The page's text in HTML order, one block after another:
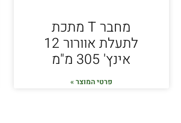
מחבר T מתכת
לתעלת אוורור 12
אינץ' 305 מ"מ
פרטי המוצר »